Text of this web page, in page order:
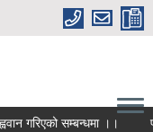
गरिएको सम्बन्धमा ।।